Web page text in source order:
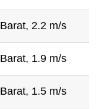
Barat, 2.2 m/s
Barat, 1.9 m/s
Barat, 1.5 m/s